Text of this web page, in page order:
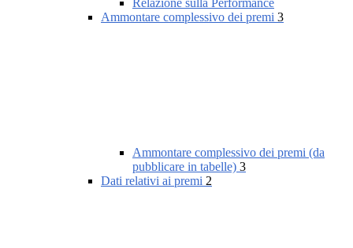
Relazione sulla Performance
Ammontare complessivo dei premi 3
Ammontare complessivo dei premi (da
pubblicare in tabelle) 3
Dati relativi ai premi 2